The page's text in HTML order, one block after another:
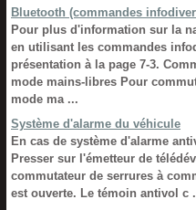
Bluetooth (commandes
Pour plus d'information sur la
en utilisant les commandes
présentation à la page 7-3.
mode mains-libres Pour
mode ma ...
Système d'alarme du véhicule
En cas de système d'alarme
Presser sur l'émetteur de
commutateur de serrures à
est ouverte. Le témoin antivol c